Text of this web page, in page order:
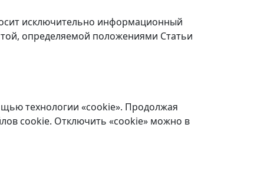
исключительно информационный
определяемой положениями Статьи
технологии «cookie». Продолжая
cookie. Отключить «cookie» можно в